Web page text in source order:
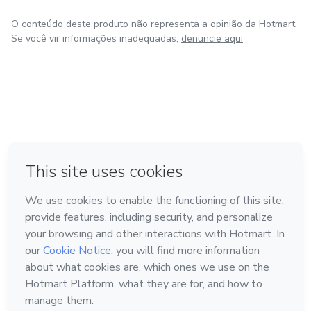
O conteúdo deste produto não representa a opinião da Hotmart.
Se você vir informações inadequadas, denuncie aqui
Feito com ❤ em Bogotá
Conheça a Hotmart
Idioma
Português